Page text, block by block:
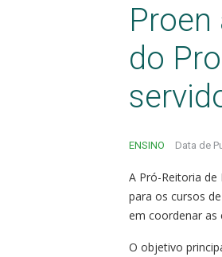
do
ENSINO Data de
A Pró-Reitoria de
para os cursos
em coordenar as
O objetivo